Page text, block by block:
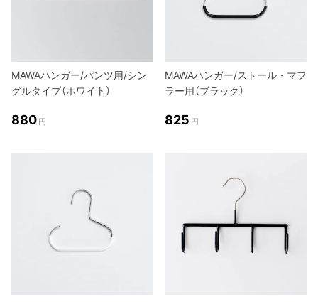
MAWAハンガー/パンツ用/シン
グルタイプ（ホワイト）
880 円
MAWAハンガー/ストール・マフ
ラー用（ブラック）
825 円